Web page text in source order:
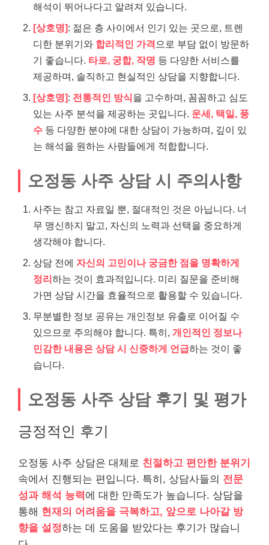
해석이 뛰어나다고 알려져 있습니다.
[상호명]: 젊은 층 사이에서 인기 있는 곳으로, 트렌
디한 분위기와 합리적인 가격 으로 부담 없이 방문하
기 좋습니다. 타로, 궁합, 작명 등 다양한 서비스를
제공하며, 솔직하고 현실적인 상담을 지향합니다.
[상호명]: 전통적인 방식을 고수하며, 꼼꼼하고 심도
있는 사주 분석을 제공하는 곳입니다. 운세, 택일, 풍
수 등 다양한 분야에 대한 상담이 가능하며, 깊이 있
는 해석을 원하는 사람들에게 적합합니다.
오정동 사주 상담 시 주의사항
사주는 참고 자료일 뿐, 절대적인 것은 아닙니다. 너
무 맹신하지 말고, 자신의 노력과 선택을 중요하게
생각해야 합니다.
상담 전에 자신의 고민이나 궁금한 점을 명확하게
정리하는 것이 효과적입니다. 미리 질문을 준비해
가면 상담 시간을 효율적으로 활용할 수 있습니다.
무분별한 정보 공유는 개인정보 유출로 이어질 수
있으므로 주의해야 합니다. 특히, 개인적인 정보나
민감한 내용은 상담 시 신중하게 언급하는 것이 좋
습니다.
오정동 사주 상담 후기 및 평가
긍정적인 후기
오정동 사주 상담은 대체로 친절하고 편안한 분위기
속에서 진행되는 편입니다. 특히, 상담사들의 전문
성과 해석 능력 에 대한 만족도가 높습니다. 상담을
통해 현재의 어려움을 극복하고, 앞으로 나아갈 방
향을 설정하는 데 도움을 받았다는 후기가 많습니